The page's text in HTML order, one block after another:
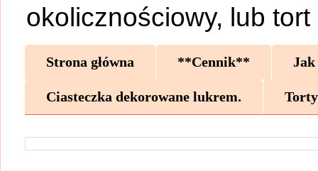
okolicznościowy, lub tort
Strona główna **Cennik** Jak
Ciasteczka dekorowane lukrem.